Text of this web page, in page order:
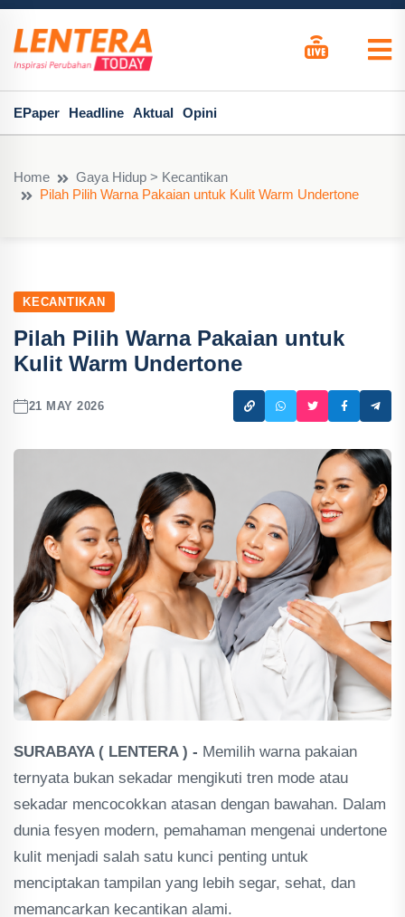
EPaper Headline Aktual Opini
Home
Gaya Hidup > Kecantikan
Pilah Pilih Warna Pakaian untuk Kulit Warm Undertone
KECANTIKAN
Pilah Pilih Warna Pakaian untuk
Kulit Warm Undertone
21 MAY 2026
SURABAYA ( LENTERA ) - Memilih warna pakaian
ternyata bukan sekadar mengikuti tren mode atau
sekadar mencocokkan atasan dengan bawahan. Dalam
dunia fesyen modern, pemahaman mengenai undertone
kulit menjadi salah satu kunci penting untuk
menciptakan tampilan yang lebih segar, sehat, dan
memancarkan kecantikan alami.